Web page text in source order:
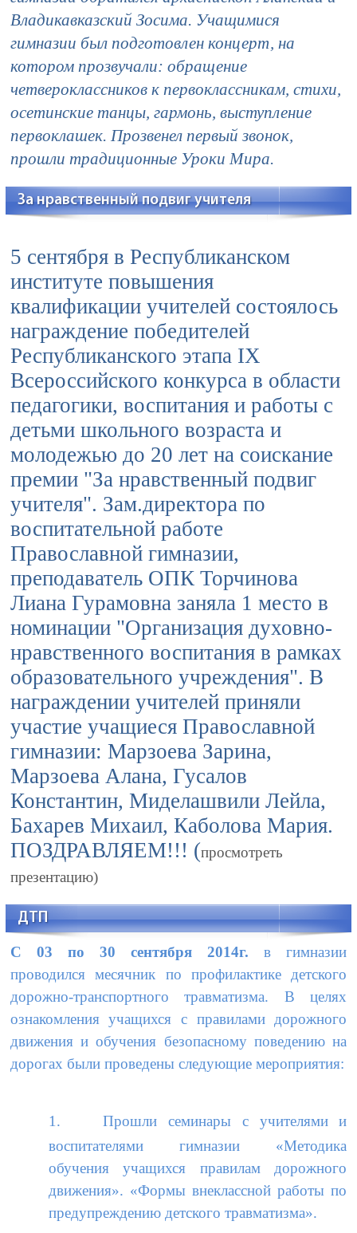
Владикавказский Зосима. Учащимися
гимназии был подготовлен концерт, на
котором прозвучали: обращение
четвероклассников к первоклассникам, стихи,
осетинские танцы, гармонь, выступление
первоклашек. Прозвенел первый звонок,
прошли традиционные Уроки Мира.
За нравственный подвиг учителя
5 сентября в Республиканском
институте повышения
квалификации учителей состоялось
награждение победителей
Республиканского этапа IX
Всероссийского конкурса в области
педагогики, воспитания и работы с
детьми школьного возраста и
молодежью до 20 лет на соискание
премии "За нравственный подвиг
учителя". Зам.директора по
воспитательной работе
Православной гимназии,
преподаватель ОПК Торчинова
Лиана Гурамовна заняла 1 место в
номинации "Организация духовно-
нравственного воспитания в рамках
образовательного учреждения". В
награждении учителей приняли
участие учащиеся Православной
гимназии: Марзоева Зарина,
Марзоева Алана, Гусалов
Константин, Миделашвили Лейла,
Бахарев Михаил, Каболова Мария.
ПОЗДРАВЛЯЕМ!!! (просмотреть
презентацию)
ДТП
С 03 по 30 сентября 2014г. в гимназии
проводился месячник по профилактике детского
дорожно-транспортного травматизма. В целях
ознакомления учащихся с правилами дорожного
движения и обучения безопасному поведению на
дорогах были проведены следующие мероприятия:
1.
Прошли семинары с учителями и
воспитателями гимназии «Методика
обучения учащихся правилам дорожного
движения». «Формы внеклассной работы по
предупреждению детского травматизма».